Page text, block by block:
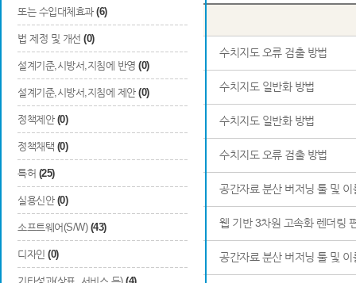
또는 수입대체효과 (6)
법 제정 및 개선 (0)
설계기준,시방서,지침에 반영 (0)
설계기준,시방서,지침에 제안 (0)
정책제안 (0)
정책채택 (0)
특허 (25)
실용신안 (0)
소프트웨어(S/W) (43)
디자인 (0)
번호 출원국
1 대한민국 출원 수치지도 오류 검출 방법
2 대한민국 수치지도 일반화 방법
3 대한민국 수치지도 일반화 방법
4 대한민국 수치지도 오류 검출 방법
5 대한민국 출원 공간자료 분산 버저닝 툴 및
6 대한민국 웹 기반 3차원 고속화 렌더링
7 공간자료 분산 버저닝 툴 및